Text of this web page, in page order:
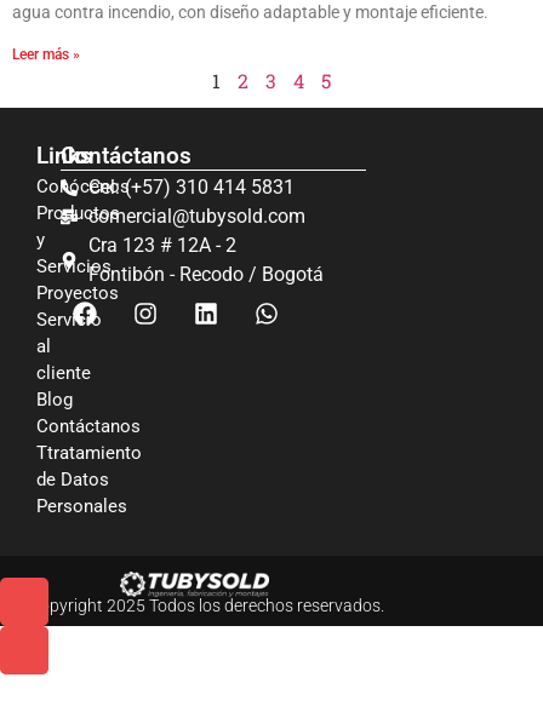
agua contra incendio, con diseño adaptable y montaje eficiente.
Leer más »
1 2 3 4 5
Links
Conócenos
Productos
y
Servicios
Proyectos
Servicio
al
cliente
Blog
Contáctanos
Ttratamiento
de Datos
Personales
Contáctanos
Cel: (+57) 310 414 5831
comercial@tubysold.com
Cra 123 # 12A - 2
Fontibón - Recodo / Bogotá
© Copyright 2025 Todos los derechos reservados.